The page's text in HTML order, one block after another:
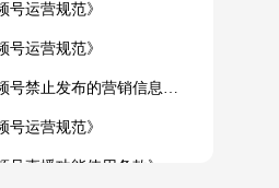
号运营规范》
号运营规范》
《微信视频号禁止发布的营销信息列表》
号运营规范》
号直播功能使用条款》